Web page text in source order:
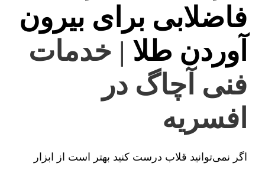
فاضلابی برای بیرون
آوردن طلا | خدمات
فنی آچاگ در
افسریه
اگر نمی‌توانید قلاب درست کنید بهتر است از ابزار